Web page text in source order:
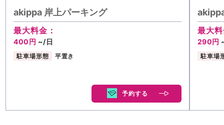
akippa 岸上パーキング
最大料金：
400円 ~/日
駐車場形態 平置き
予約する
最大
290円
駐車場